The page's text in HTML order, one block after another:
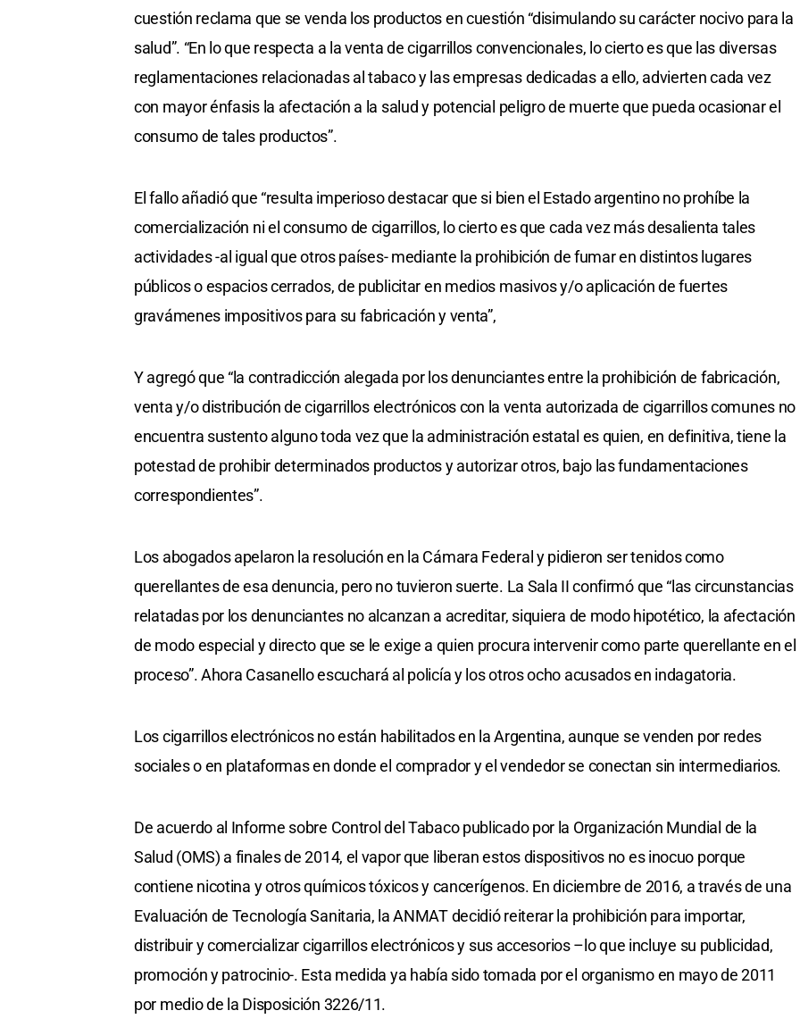
cuestión reclama que se venda los productos en cuestión “disimulando su carácter nocivo para la
salud”. “En lo que respecta a la venta de cigarrillos convencionales, lo cierto es que las diversas
reglamentaciones relacionadas al tabaco y las empresas dedicadas a ello, advierten cada vez
con mayor énfasis la afectación a la salud y potencial peligro de muerte que pueda ocasionar el
consumo de tales productos”.
El fallo añadió que “resulta imperioso destacar que si bien el Estado argentino no prohíbe la
comercialización ni el consumo de cigarrillos, lo cierto es que cada vez más desalienta tales
actividades -al igual que otros países- mediante la prohibición de fumar en distintos lugares
públicos o espacios cerrados, de publicitar en medios masivos y/o aplicación de fuertes
gravámenes impositivos para su fabricación y venta”,
Y agregó que “la contradicción alegada por los denunciantes entre la prohibición de fabricación,
venta y/o distribución de cigarrillos electrónicos con la venta autorizada de cigarrillos comunes no
encuentra sustento alguno toda vez que la administración estatal es quien, en definitiva, tiene la
potestad de prohibir determinados productos y autorizar otros, bajo las fundamentaciones
correspondientes”.
Los abogados apelaron la resolución en la Cámara Federal y pidieron ser tenidos como
querellantes de esa denuncia, pero no tuvieron suerte. La Sala II confirmó que “las circunstancias
relatadas por los denunciantes no alcanzan a acreditar, siquiera de modo hipotético, la afectación
de modo especial y directo que se le exige a quien procura intervenir como parte querellante en el
proceso”. Ahora Casanello escuchará al policía y los otros ocho acusados en indagatoria.
Los cigarrillos electrónicos no están habilitados en la Argentina, aunque se venden por redes
sociales o en plataformas en donde el comprador y el vendedor se conectan sin intermediarios.
De acuerdo al Informe sobre Control del Tabaco publicado por la Organización Mundial de la
Salud (OMS) a finales de 2014, el vapor que liberan estos dispositivos no es inocuo porque
contiene nicotina y otros químicos tóxicos y cancerígenos. En diciembre de 2016, a través de una
Evaluación de Tecnología Sanitaria, la ANMAT decidió reiterar la prohibición para importar,
distribuir y comercializar cigarrillos electrónicos y sus accesorios –lo que incluye su publicidad,
promoción y patrocinio-. Esta medida ya había sido tomada por el organismo en mayo de 2011
por medio de la Disposición 3226/11.